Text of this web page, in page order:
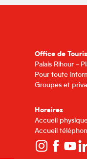
Office de
Palais Rihour -
Pour toute
Groupes et
Horaires
Accueil
Accueil